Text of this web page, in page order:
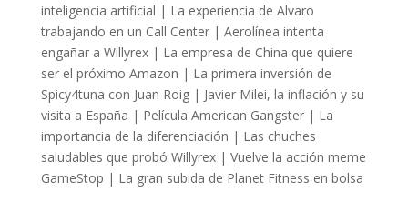
inteligencia artificial | La experiencia de Alvaro
trabajando en un Call Center | Aerolínea intenta
engañar a Willyrex | La empresa de China que quiere
ser el próximo Amazon | La primera inversión de
Spicy4tuna con Juan Roig | Javier Milei, la inflación y su
visita a España | Película American Gangster | La
importancia de la diferenciación | Las chuches
saludables que probó Willyrex | Vuelve la acción meme
GameStop | La gran subida de Planet Fitness en bolsa